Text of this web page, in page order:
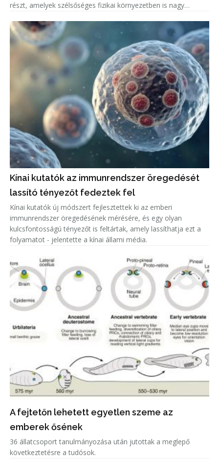
részt, amelyek szélsőséges fizikai környezetben is nagy
Kínai kutatók az immunrendszer öregedését
lassító tényezőt fedeztek fel
Kínai kutatók új módszert fejlesztettek ki az emberi
immunrendszer öregedésének mérésére, és egy olyan
kulcsfontosságú tényezőt is feltártak, amely lassíthatja ezt a
folyamatot - jelentette a kínai állami média.
A fejtetőn lehetett egyetlen szeme az
emberek ősének
36 állatcsoport tanulmányozása után jutottak a meglepő
következtetésre a tudósok.